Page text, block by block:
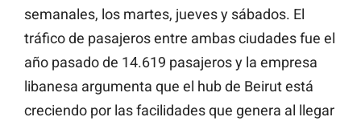
semanales, los martes, jueves y sábados. El
tráfico de pasajeros entre ambas ciudades fue el
año pasado de 14.619 pasajeros y la empresa
libanesa argumenta que el hub de Beirut está
creciendo por las facilidades que genera al llegar